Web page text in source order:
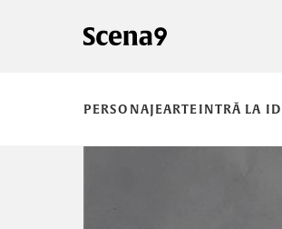
PERSONAJEARTEINTRĂ LA